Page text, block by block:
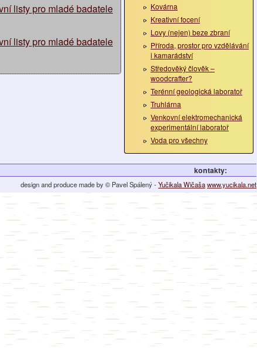
Kovárna
Kreativní focení
Lovy (nejen) beze zbraní
Příroda, prostor pro vzdělávání
i kamarádství
Středověký člověk –
woodcrafter?
Terénní geologická laboratoř
Truhlárna
Venkovní elektromechanická
experimentální laboratoř
Voda pro všechny
listy pro mladé badatele
listy pro mladé badatele
kontakty:
design and produce made by © Pavel Spálený -Yučikala Wičašawww.yucikala.net